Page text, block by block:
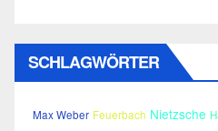
SCHLAGWÖRTER
Max Weber Feuerbach Nietzsche